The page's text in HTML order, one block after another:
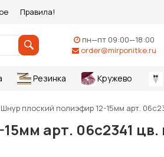
Правила!
пн—пт 09:00—18:00
order@mirponitke.ru
Резинка Кружево
Шнур плоский полиэфир 12-15мм арт.
арт. 06с2341